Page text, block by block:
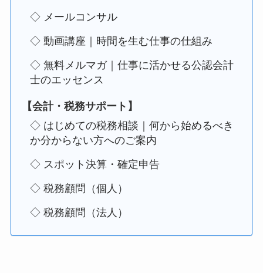
◇ メールコンサル
◇ 動画講座｜時間を生む仕事の仕組み
◇ 無料メルマガ｜仕事に活かせる公認会計
士のエッセンス
【会計・税務サポート】
◇ はじめての税務相談｜何から始めるべき
か分からない方へのご案内
◇ スポット決算・確定申告
◇ 税務顧問（個人）
◇ 税務顧問（法人）